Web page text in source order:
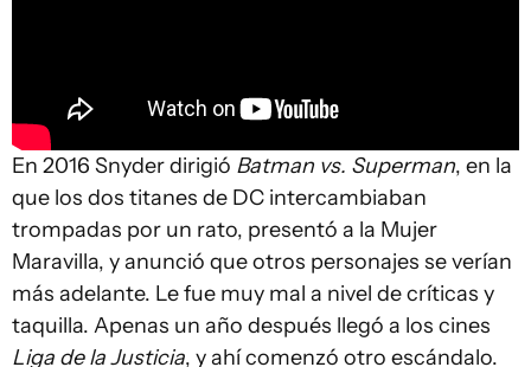
En 2016 Snyder dirigió Batman vs. Superman, en la
que los dos titanes de DC intercambiaban
trompadas por un rato, presentó a la Mujer
Maravilla, y anunció que otros personajes se verían
más adelante. Le fue muy mal a nivel de críticas y
taquilla. Apenas un año después llegó a los cines
Liga de la Justicia, y ahí comenzó otro escándalo.